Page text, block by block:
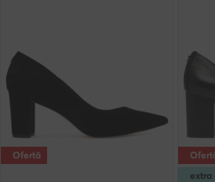
Ofertă
extra